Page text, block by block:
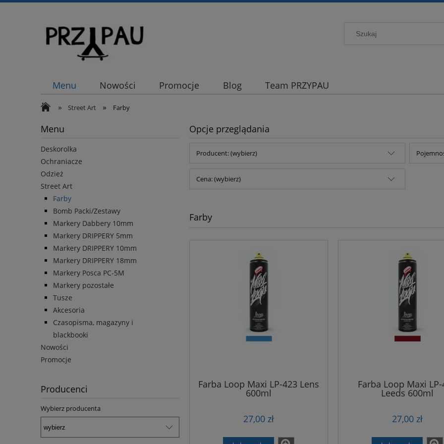
Menu Nowości Promocje Blog Team PRZYPAU
» Street Art » Farby
Menu
Deskorolka
Ochraniacze
Odzież
Street Art
Farby
Bomb Packi/Zestawy
Markery Dabbery 10mm
Markery DRIPPERY 5mm
Markery DRIPPERY 10mm
Markery DRIPPERY 18mm
Markery Posca PC-5M
Markery pozostałe
Tusze
Akcesoria
Czasopisma, magazyny i
blackbooki
Nowości
Promocje
Producenci
Wybierz producenta
Opcje przeglądania
Producent: (wybierz)
Cena: (wybierz)
Farby
Farba Loop Maxi LP-423 Lens
600ml
27,00 zł
Farba Loop Maxi
Leeds 600ml
27,00 zł